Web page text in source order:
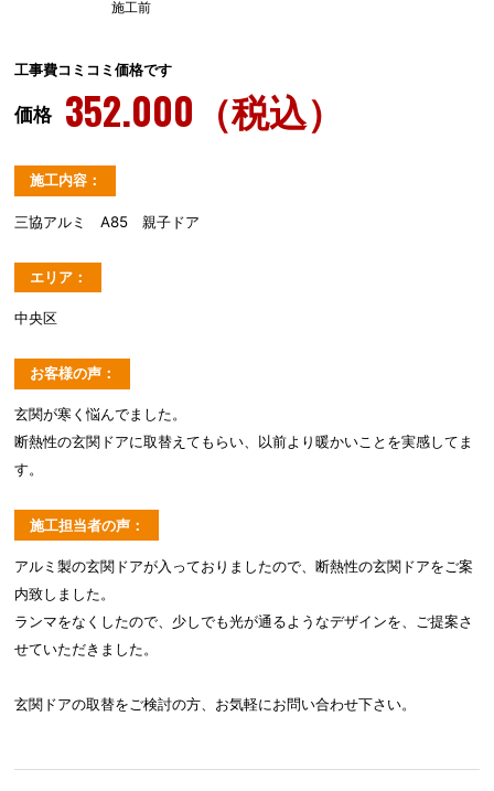
施工前
工事費コミコミ価格です
価格 352.000（税込）
施工内容：
三協アルミ A85 親子ドア
エリア：
中央区
お客様の声：
玄関が寒く悩んでました。
断熱性の玄関ドアに取替えてもらい、以前より暖かいことを実感してま
す。
施工担当者の声：
アルミ製の玄関ドアが入っておりましたので、断熱性の玄関ドアをご案
内致しました。
ランマをなくしたので、少しでも光が通るようなデザインを、ご提案さ
せていただきました。
玄関ドアの取替をご検討の方、お気軽にお問い合わせ下さい。